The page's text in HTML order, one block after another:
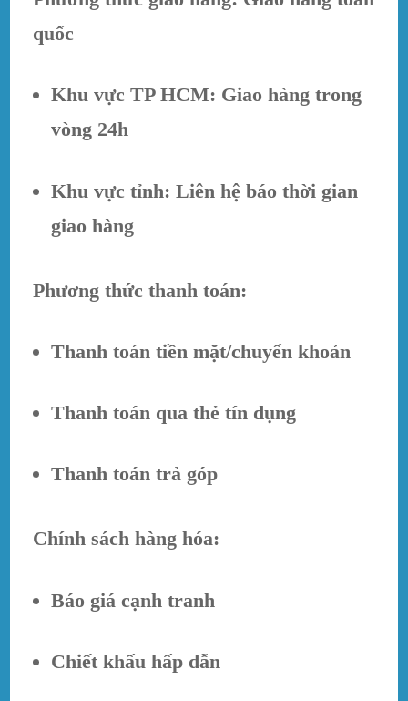
quốc
Khu vực TP HCM: Giao hàng trong
vòng 24h
Khu vực tỉnh: Liên hệ báo thời gian
giao hàng
Phương thức thanh toán:
Thanh toán tiền mặt/chuyển khoản
Thanh toán qua thẻ tín dụng
Thanh toán trả góp
Chính sách hàng hóa:
Báo giá cạnh tranh
Chiết khấu hấp dẫn